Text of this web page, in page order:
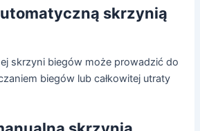
skrzynią
skrzyni biegów może prowadzić do
biegów lub całkowitej utraty